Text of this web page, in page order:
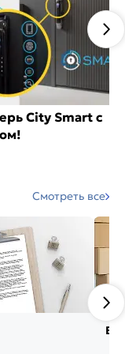
City Smart с
Смотреть все